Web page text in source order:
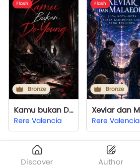
Discover Author
Flash
Bronze
Kamu bukan Do-Young
Rere Valencia
Flash
Bronze
Rere Valencia